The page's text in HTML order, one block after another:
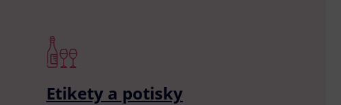
Etikety a potisky